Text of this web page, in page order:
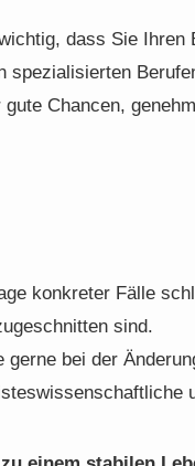
dass Sie Ihren
spezialisierten
Chancen,
konkreter Fälle
sind.
gerne bei der